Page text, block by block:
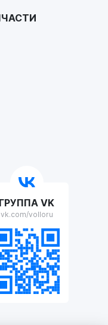
ГРУППА VK
vk.com/volloru